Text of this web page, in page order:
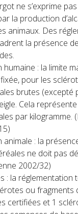
ne s’exprime
la production
animaux. Des
la présence
humaine : la limite
pour les
brutes (excepté
Cela
par kilogramme.
animale : la
ne doit pas
2002/32)
: la réglementation
ou
certifiées et 1